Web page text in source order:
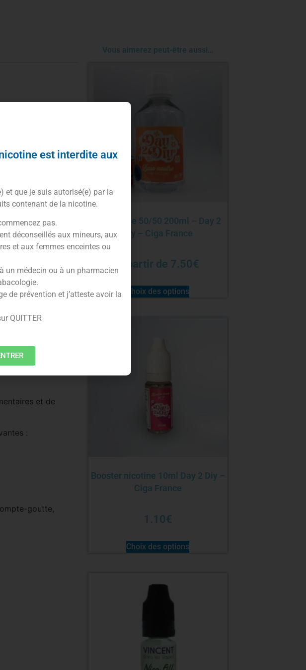
Dans Les
fruitées qui
degrenade ,
enivrante
convoitise et de
et de
:
goutte,
Vous aimerez peut-être aussi…
Pack base 50/50 200ml – Day 2
Diy – Ciga France
À partir de 7.50€
Choix des options
Booster nicotine 10ml Day 2 Diy –
Ciga France
1.10€
Choix des options
est interdite aux
et que je suis autorisé(e) par la
contenant de la nicotine.
pas.
déconseillés aux mineurs, aux
et aux femmes enceintes ou
un médecin ou à un pharmacien
de prévention et j’atteste avoir la
QUITTER